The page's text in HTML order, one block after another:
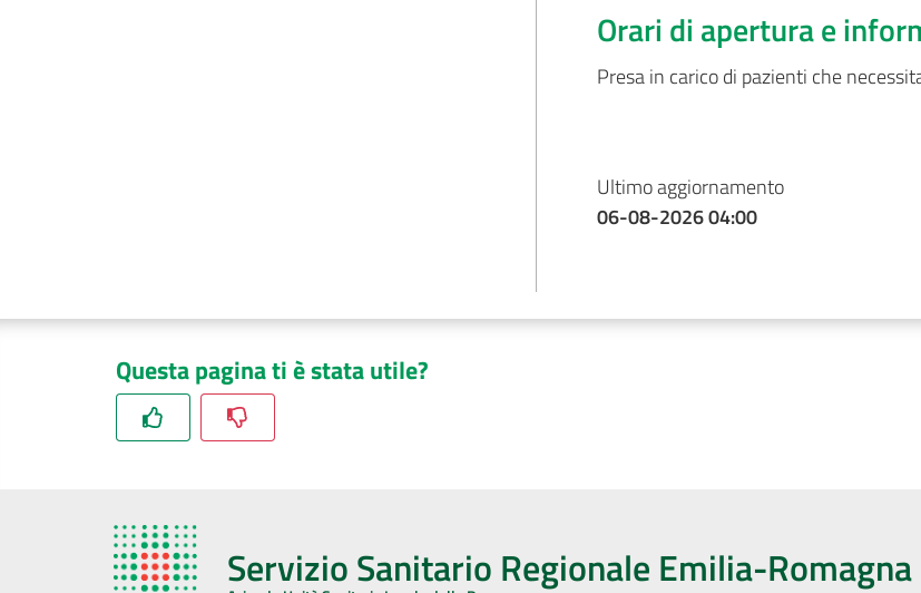
Orari di apertura e
Presa in carico di pazienti che
Ultimo aggiornamento
06-08-2026 04:00
Questa pagina ti è stata utile?
Servizio Sanitario Regionale Emilia-Romagna